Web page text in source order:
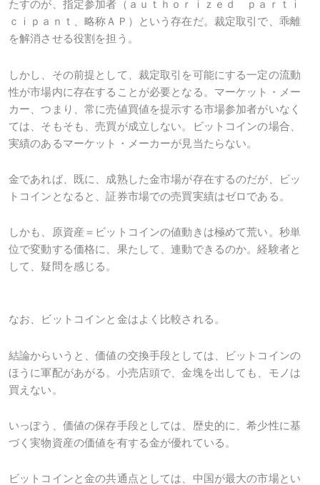
たすのが、指定参加者（ ａｕｔｈｏｒｉｚｅｄ ｐａｒｔｉ
ｃｉｐａｎｔ
、略称ＡＰ）という存在だ。裁定取引で、乖離
を解消させる役割を担う。
しかし、その前提として、裁定取引を可能にする一定の流動
性が市場内に存在することが必要となる。マーケット・メー
カー、つまり、常に売値買値を提示する市場参加者がいなく
ては、そもそも、売買が成立しない。ビットコインの場合、
実績のあるマーケット・メーカーが見当たらない。
金であれば、既に、成熟した金市場が存在するのだが、ビッ
トコインとなると、証券市場での売買実績はゼロである。
しかも、原資産＝ビットコインの値動きは極めて荒い。秒単
位で変動する価格に、果たして、連動できるのか。経験者と
して、疑問を感じる。
なお、ビットコインと金はよく比較される。
結論からいうと、価値の交換手段としては、ビットコインの
ほうに軍配があがる。小売店頭で、金塊を出しても、モノは
買えない。
いっぽう、価値の保存手段としては、歴史的に、希少性に基
づく実物資産の価値を有する金が優れている。
ビットコインと金の共通点としては、中国が最大の市場とい